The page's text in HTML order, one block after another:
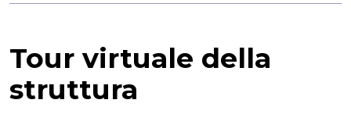
Tour virtuale della
struttura